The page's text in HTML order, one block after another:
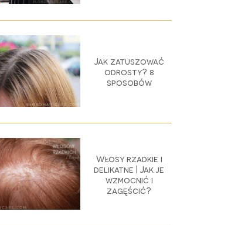
Jak zatuszować
odrosty? 8
sposobów
Włosy rzadkie i
delikatne | Jak je
wzmocnić i
zagęścić?